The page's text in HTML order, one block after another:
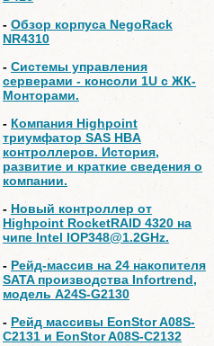
- Обзор корпуса NegoRack
NR4310
- Системы управления
серверами - консоли 1U с ЖК-
Монторами.
- Компания Highpoint
триумфатор SAS HBA
контроллеров. История,
развитие и краткие сведения о
компании.
-Новый контроллер от
Highpoint RocketRAID 4320 на
чипе Intel IOP348@1.2GHz.
- Рейд-массив на 24 накопителя
SATA производства Infortrend,
модель A24S-G2130
- Рейд массивы EonStor A08S-
C2131 и EonStor A08S-C2132